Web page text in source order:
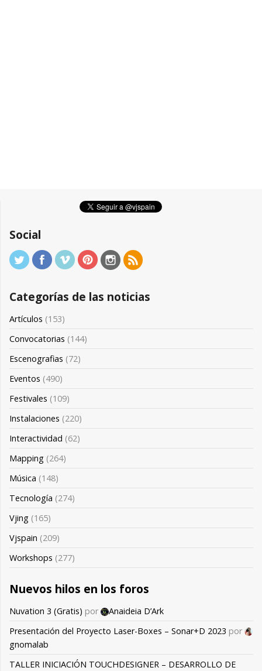
Social
Categorías de las noticias
Artículos (153)
Convocatorias (144)
Escenografias (72)
Eventos (490)
Festivales (109)
Instalaciones (220)
Interactividad (62)
Mapping (264)
Música (148)
Tecnología (274)
Vjing (165)
Vjspain (209)
Workshops (277)
Nuevos hilos en los foros
Nuvation 3 (Gratis) por
Anaideia D’Ark
Presentación del Proyecto Laser-Boxes – Sonar+D 2023 por
gnomalab
TALLER INICIACIÓN TOUCHDESIGNER – DESARROLLO DE